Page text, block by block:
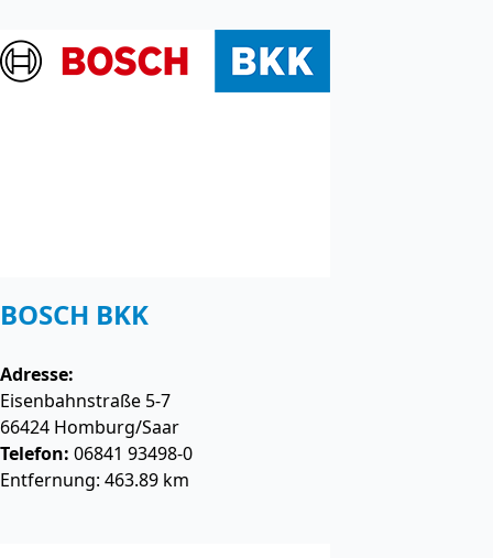
BOSCH BKK
Adresse:
Eisenbahnstraße 5-7
66424 Homburg/Saar
Telefon: 06841 93498-0
Entfernung: 463.89 km